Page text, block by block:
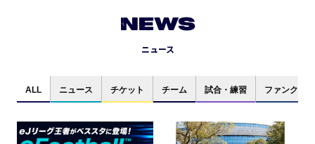
NEWS
ニュース
ALL ニュース チケット チーム 試合・練習 ファンクラブ